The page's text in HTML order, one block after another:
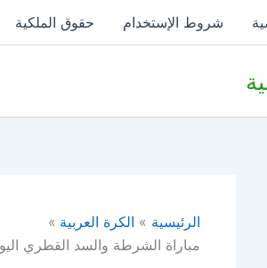
شروط الإستخدام حقوق الملكية
الرئيسية
الكرة العربية
مباراة الشرطة والسد القطري